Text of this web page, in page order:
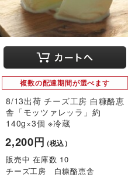
複数の配達期間が選べます
8/13出荷 チーズ工房 白糠酪恵
舎「モッツァレッラ」約
140g×3個 ※冷蔵
2,200円（税込）
販売中 在庫数 10
チーズ工房 白糠酪恵舎